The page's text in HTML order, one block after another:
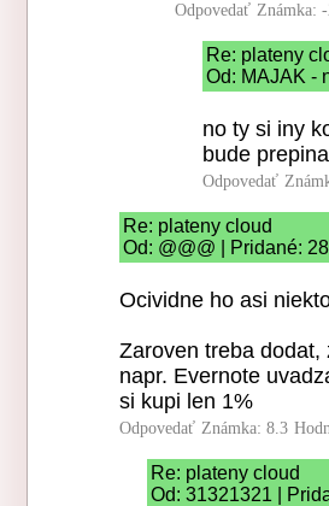
Odpovedať Známka:
Re: plateny
Od: MAJAK -
no ty si iny
bude
Odpovedať
Re: plateny cloud
Od: @@@ | Pridané:
Ocividne ho asi
Zaroven treba
napr. Evernote
si kupi len 1%
Odpovedať Známka: 8.3
Re: plateny cloud
Od: 31321321 |